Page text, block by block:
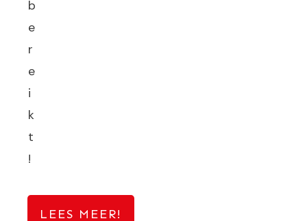
b
e
r
e
i
k
t
!
LEES MEER!